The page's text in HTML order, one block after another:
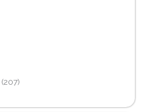
(207)